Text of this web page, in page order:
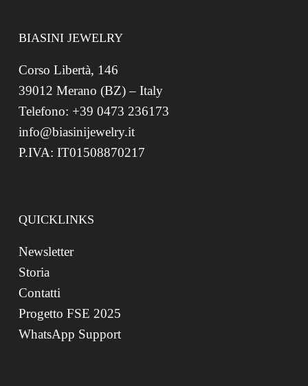
BIASINI JEWELRY
Corso Libertà, 146
39012 Merano (BZ) – Italy
Telefono: +39 0473 236173
info@biasinijewelry.it
P.IVA: IT01508870217
QUICKLINKS
Newsletter
Storia
Contatti
Progetto FSE 2025
WhatsApp Support